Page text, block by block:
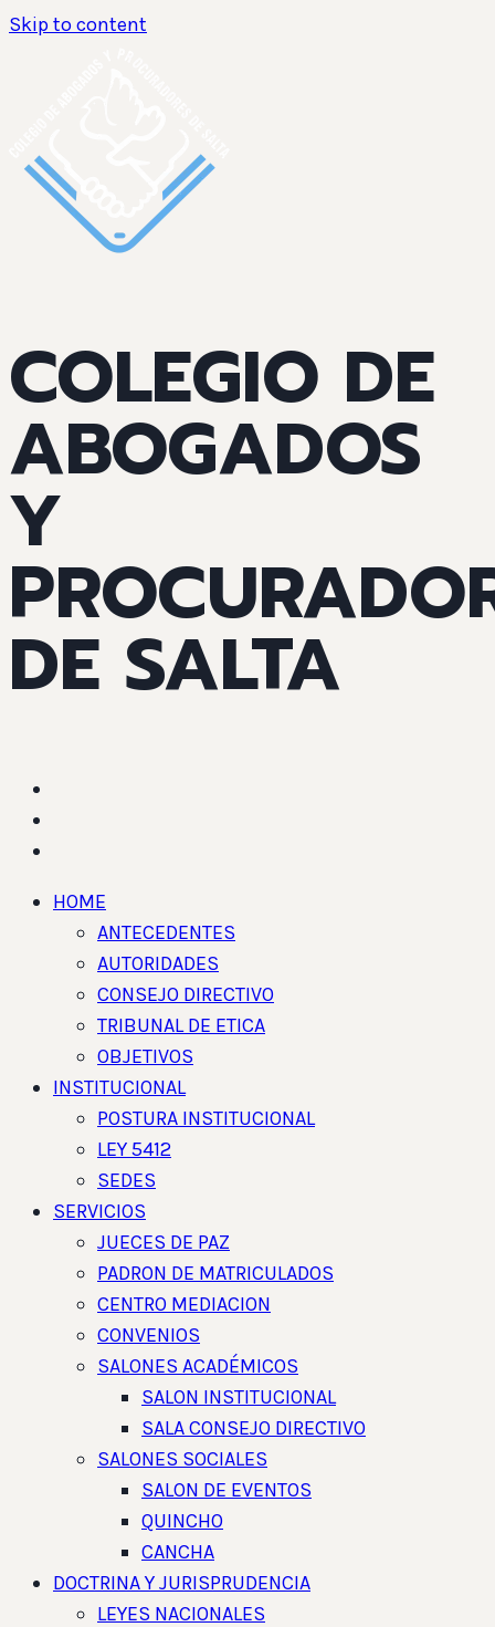
Skip to content
COLEGIO DE
ABOGADOS
Y
DE SALTA
HOME
ANTECEDENTES
AUTORIDADES
CONSEJO DIRECTIVO
TRIBUNAL DE ETICA
OBJETIVOS
INSTITUCIONAL
POSTURA INSTITUCIONAL
LEY 5412
SEDES
SERVICIOS
JUECES DE PAZ
PADRON DE MATRICULADOS
CENTRO MEDIACION
CONVENIOS
SALONES ACADÉMICOS
SALON INSTITUCIONAL
SALA CONSEJO DIRECTIVO
SALONES SOCIALES
SALON DE EVENTOS
QUINCHO
CANCHA
DOCTRINA Y JURISPRUDENCIA
LEYES NACIONALES